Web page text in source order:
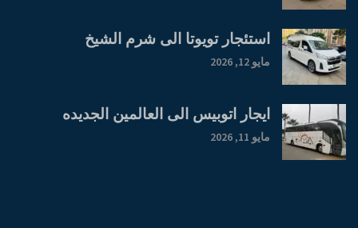
استئجار تويوتا الى شرم الشيخ
مايو 12, 2026
ايجار اتوبيس الى العالمين الجديده
مايو 11, 2026